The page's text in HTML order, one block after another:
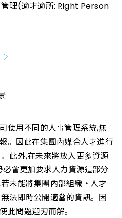
理(適才適所: Right Person
使用不同的人事管理系統,無
。因此在集團內媒合人才進行
此外,在未來將放入更多資源
會更加要求人力資源這部分
未能將集團內部組織・人才
法即時公開適當的資訊。因
此問題迎刃而解。